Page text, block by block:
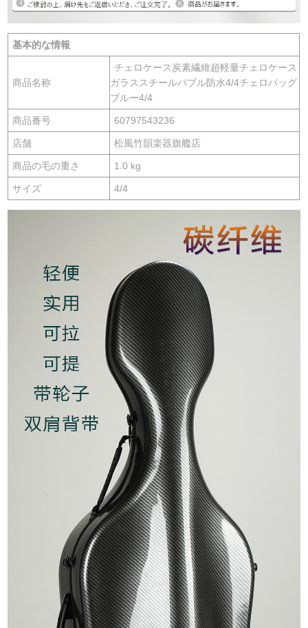
基本的な情報
商品名称
チェロケース炭素繊維超軽量チェロケース
ガラススチールバブル防水4/4チェロバッグ
ブルー4/4
商品番号 60797543236
店舗 松風竹韻楽器旗艦店
商品の毛の重さ 1.0 kg
サイズ 4/4